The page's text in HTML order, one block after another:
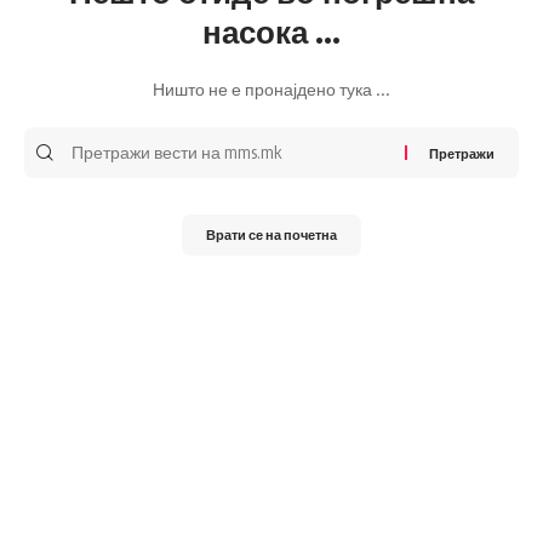
насока ...
Ништо не е пронајдено тука ...
Претражи
Врати се на почетна